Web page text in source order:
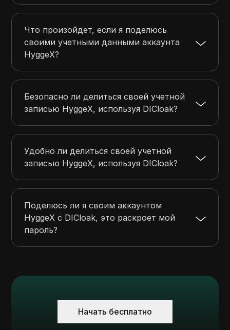
Что произойдет, если я поделюсь
своими учетными данными аккаунта
HyggeX?
Безопасно ли делиться своей учетной
записью HyggeX, используя DICloak?
Удобно ли делиться своей учетной
записью HyggeX, используя DICloak?
Поделюсь ли я своим аккаунтом
HyggeX с DICloak, это раскроет мой
пароль?
Начать бесплатно